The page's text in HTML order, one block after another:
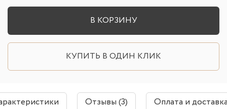
В КОРЗИНУ
КУПИТЬ В ОДИН КЛИК
Отзывы (3) Оплата и